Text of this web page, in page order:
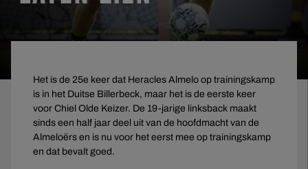
Het is de 25e keer dat Heracles Almelo op trainingskamp
is in het Duitse Billerbeck, maar het is de eerste keer
voor Chiel Olde Keizer. De 19-jarige linksback maakt
sinds een half jaar deel uit van de hoofdmacht van de
Almeloërs en is nu voor het eerst mee op trainingskamp
en dat bevalt goed.